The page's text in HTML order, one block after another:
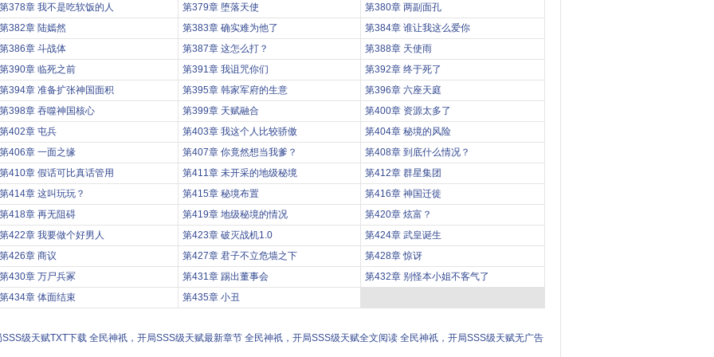
第378章 我不是吃软饭的人 第379章 堕落天使
第380章 两副面孔
第382章 陆嫣然
第383章 确实难为他了
第384章 谁让我这么爱你
第386章 斗战体
第387章 这怎么打？
第388章 天使雨
第390章 临死之前
第391章 我诅咒你们
第392章 终于死了
第394章 准备扩张神国面积
第395章 韩家军府的生意
第396章 六座天庭
第398章 吞噬神国核心
第399章 天赋融合
第400章 资源太多了
第402章 屯兵
第403章 我这个人比较骄傲
第404章 秘境的风险
第406章 一面之缘
第407章 你竟然想当我爹？
第408章 到底什么情况？
第410章 假话可比真话管用
第411章 未开采的地级秘境
第412章 群星集团
第414章 这叫玩玩？
第415章 秘境布置
第416章 神国迁徙
第418章 再无阻碍
第419章 地级秘境的情况
第420章 炫富？
第422章 我要做个好男人
第423章 破灭战机1.0
第424章 武皇诞生
第426章 商议
第427章 君子不立危墙之下
第428章 惊讶
第430章 万尸兵冢
第431章 踢出董事会
第432章 别怪本小姐不客气了
第434章 体面结束
第435章 小丑
级天赋TXT下载 全民神祇，开局SSS级天赋最新章节 全民神祇，开局SSS级天赋全文阅读 全民神祇，开局SSS级天赋无广告